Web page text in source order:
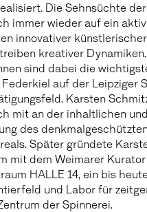
Die Sehnsüchte
immer wieder auf ein
innovativer
kreativer Dynamiken.
sind dabei die
auf der Leipziger
Karsten
mit an der inhaltlichen
des
Später gründete
mit dem Weimarer
HALLE 14, ein bis
und Labor für
der Spinnerei.